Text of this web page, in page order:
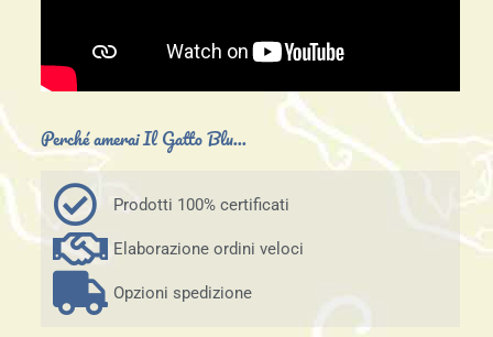
Perché amerai Il Gatto Blu...
Prodotti 100% certificati
Elaborazione ordini veloci
Opzioni spedizione